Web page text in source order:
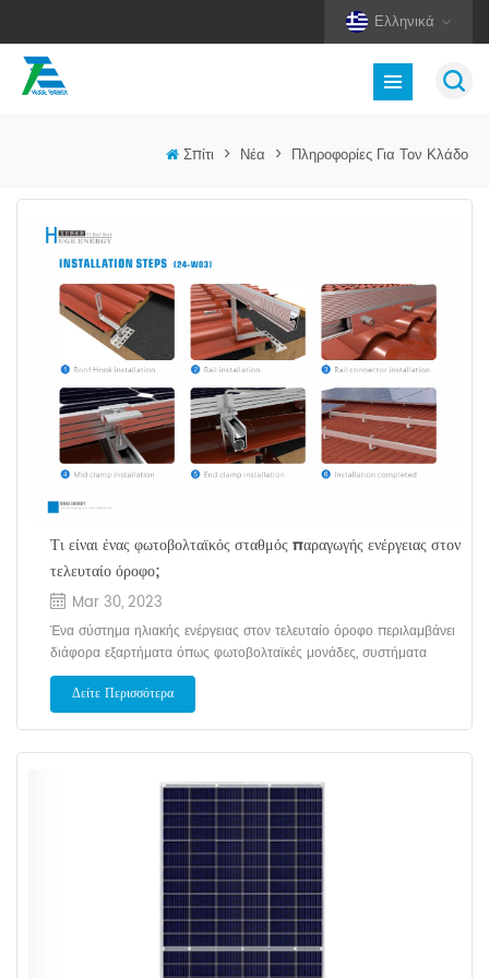
Ελληνικά
Σπίτι > Νέα > Πληροφορίες Για Τον Κλάδο
Τι είναι ένας φωτοβολταϊκός σταθμός παραγωγής ενέργειας στον
τελευταίο όροφο;
Mar 30, 2023
Ένα σύστημα ηλιακής ενέργειας στον τελευταίο όροφο περιλαμβάνει
διάφορα εξαρτήματα όπως φωτοβολταϊκές μονάδες, συστήματα
στερέωσης, καλώδια, ηλιακούς μετατροπείς και άλλα ηλεκτρικά
αξεσουάρ. Ένα ηλιακό υβριδικό σύστημα (είτε εντός είτε εκτός
δικτύου) συνδυάζει άλλα εξαρτήματα ισχύος όπως γεννήτριες ντίζελ,
στέγης Σήμερα, υπάρχουν διάφοροι τύποι στεγών για την παραγωγή
ηλιακής φωτοβολταϊκής ενέργειας, μεταξύ των οποίων οι επικλινείς
στέγες, οι επίπεδες στέγες και οι έγχρωμες στέγες από χάλυβα είναι
πιο συνηθισμένες. Οι συνθήκες τοποθέτησης της στέγης θα πρέπει
να καθορίζουν την περιοχή χρήσης, στέγαστρο, αδιάβροχο, φέρον
κ.λπ. Πρώτον, προσδιορίστε το ωφέλιμο εμβαδόν της στέγης, γιατί το
ωφέλιμο εμβαδόν καθορίζει άμεσα την εγκατεστημένη ισχύ του
φωτοβολταϊκού συστήματος. Δεύτερον, είναι απαραίτητο να δοθεί
προσοχή στον προσανατολισμό της οροφής. Εάν η οροφή είναι
Δείτε Περισσότερα